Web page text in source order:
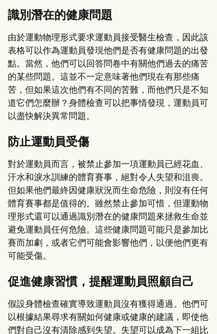
識別潛在的健康問題
由於運動物理形式要求運動員接受醫生檢查，因此該
表格可以作為運動員發現他們是否有健康問題的出發
點。當然，他們可以回答問卷中有關他們過去的痛苦
的某些問題。這並不一定意味著他們現在有那些痛
苦，但如果這次他們有不同的苦難，而他們只是不知
道它們怎麼辦？身體檢查可以把事情發現，運動員可
以盡快解決異常問題。
防止運動員受傷
對於運動員而言，被禁止參加一項運動員已經花血、
汗水和淚水訓練的體育賽事，絕對令人失望和沮喪。
但如果他們最終因健康狀況而生命危險，則沒有任何
體育賽事都是值得的。雖然禁止參加可惜，但運動物
理形式還可以通過識別潛在的健康問題來拯救生命並
避免運動員任何危險。這些健康問題可能只是參加比
賽而加劇，或者它們可能會影響他們，以便他們更有
可能受傷。
促進健康習慣，提醒運動員照顧自己
假設身體檢查確實導致運動員沒有獲得通過。他們可
以根據結果尋求有關如何健康或健康的建議，即使他
們對自己沒有清除感到失望。失望可以成為下一組比